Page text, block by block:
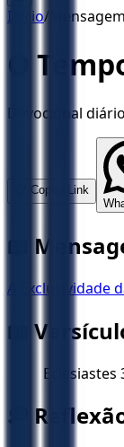
Início/ Mensagem
O
Devocional
📋 Copiar Link
📖
A Exclusividade
📖
💭